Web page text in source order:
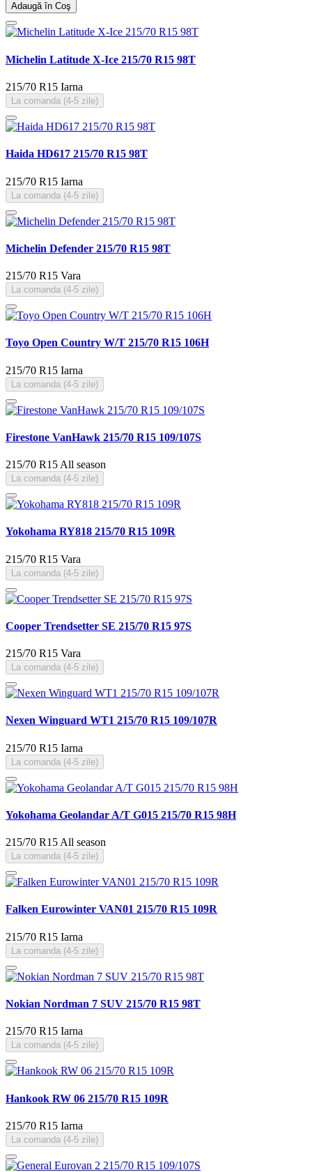
Adaugă în Coş
Michelin Latitude X-Ice 215/70 R15 98T
215/70 R15 Iarna
La comanda (4-5 zile)
Haida HD617 215/70 R15 98T
215/70 R15 Iarna
La comanda (4-5 zile)
Michelin Defender 215/70 R15 98T
215/70 R15 Vara
La comanda (4-5 zile)
Toyo Open Country W/T 215/70 R15 106H
215/70 R15 Iarna
La comanda (4-5 zile)
Firestone VanHawk 215/70 R15 109/107S
215/70 R15 All season
La comanda (4-5 zile)
Yokohama RY818 215/70 R15 109R
215/70 R15 Vara
La comanda (4-5 zile)
Cooper Trendsetter SE 215/70 R15 97S
215/70 R15 Vara
La comanda (4-5 zile)
Nexen Winguard WT1 215/70 R15 109/107R
215/70 R15 Iarna
La comanda (4-5 zile)
Yokohama Geolandar A/T G015 215/70 R15 98H
215/70 R15 All season
La comanda (4-5 zile)
Falken Eurowinter VAN01 215/70 R15 109R
215/70 R15 Iarna
La comanda (4-5 zile)
Nokian Nordman 7 SUV 215/70 R15 98T
215/70 R15 Iarna
La comanda (4-5 zile)
Hankook RW 06 215/70 R15 109R
215/70 R15 Iarna
La comanda (4-5 zile)